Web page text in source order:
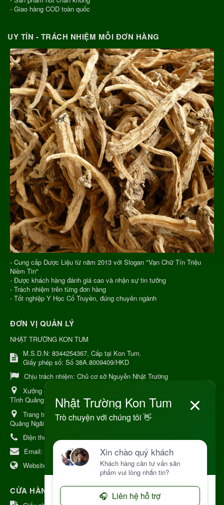
- Giao hàng COD toàn quốc
UY TÍN - TRÁCH NHIỆM MỖI ĐƠN HÀNG
- Cung cấp Dược Liệu từ năm 2013 với Slogan "Vạn Chữ Tín Triệu
Niềm Tin"
- Được khách hàng đánh giá cao và nhận sự tin tưởng
- Trách nhiệm trên từng đơn hàng
- Tốt nghiệp Y Học Cổ Truyền, đúng chuyên ngành
ĐƠN VỊ QUẢN LÝ
NHẬT TRƯỜNG KON TUM
M.S.D.N: 8344254367, Cấp tại Kon Tum.
Giấy phép số: Số 38A.8009409/HKD
Chịu trách nhiệm: Chủ cơ sở Nguyễn Nhật Trường
Xưởng sản xuất:
Tỉnh Quảng Ngải
Trang trại Dược Liệu Hữu Cơ: Khu 37 Hộ Xã Măng Đen Tỉnh
Quảng Ngãi
Điện thoại:
Email:
kinhdoanh@nhattruongkontum.com
Website:
https://www.nhattruongkontum.com
CỬA HÀNG GIỚI THIỆU TẠI NHẬT BẢN